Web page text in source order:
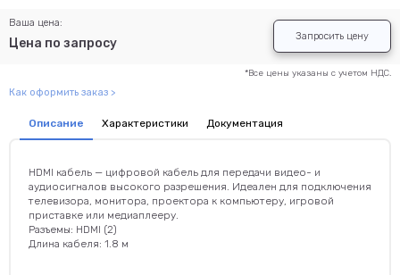
Ваша цена:
Цена по запросу
*Все цены указаны с учетом НДС.
Запросить цену
Как оформить заказ >
Описание Характеристики Документация
HDMI кабель — цифровой кабель для передачи видео- и
аудиосигналов высокого разрешения. Идеален для подключения
телевизора, монитора, проектора к компьютеру, игровой
приставке или медиаплееру.
Разъемы: HDMI (2)
Длина кабеля: 1.8 м